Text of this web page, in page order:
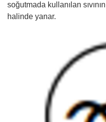
soğutmada kullanılan
halinde yanar.